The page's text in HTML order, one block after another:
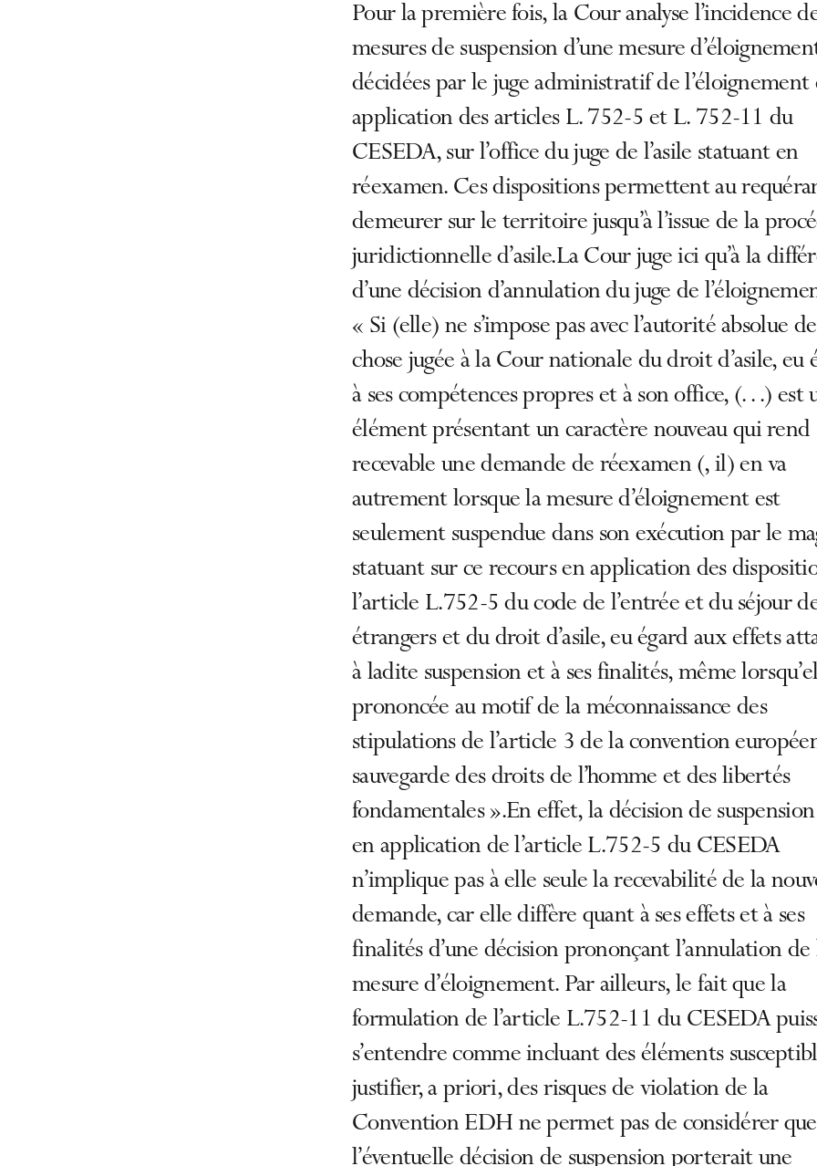
Pour la première fois, la Cour analyse l’incidence
mesures de suspension d’une mesure
décidées par le juge administratif de l’éloignement
application des articles L. 752-5 et L. 752-11 du
CESEDA, sur l’office du juge de l’asile statuant en
réexamen. Ces dispositions permettent au
demeurer sur le territoire jusqu’à l’issue de la
juridictionnelle d’asile.La Cour juge ici qu’à la
d’une décision d’annulation du juge de
« Si (elle) ne s’impose pas avec l’autorité absolue
chose jugée à la Cour nationale du droit d’asile, eu
à ses compétences propres et à son office, (…) est
élément présentant un caractère nouveau qui rend
recevable une demande de réexamen (, il) en va
autrement lorsque la mesure d’éloignement est
seulement suspendue dans son exécution par le
statuant sur ce recours en application des
l’article L.752-5 du code de l’entrée et du séjour
étrangers et du droit d’asile, eu égard aux effets
à ladite suspension et à ses finalités, même
prononcée au motif de la méconnaissance des
stipulations de l’article 3 de la convention
sauvegarde des droits de l’homme et des libertés
fondamentales ».En effet, la décision de
en application de l’article L.752-5 du CESEDA
n’implique pas à elle seule la recevabilité de la
demande, car elle diffère quant à ses effets et à ses
finalités d’une décision prononçant l’annulation de
mesure d’éloignement. Par ailleurs, le fait que la
formulation de l’article L.752-11 du CESEDA
s’entendre comme incluant des éléments
justifier, a priori, des risques de violation de la
Convention EDH ne permet pas de considérer que
l’éventuelle décision de suspension porterait une